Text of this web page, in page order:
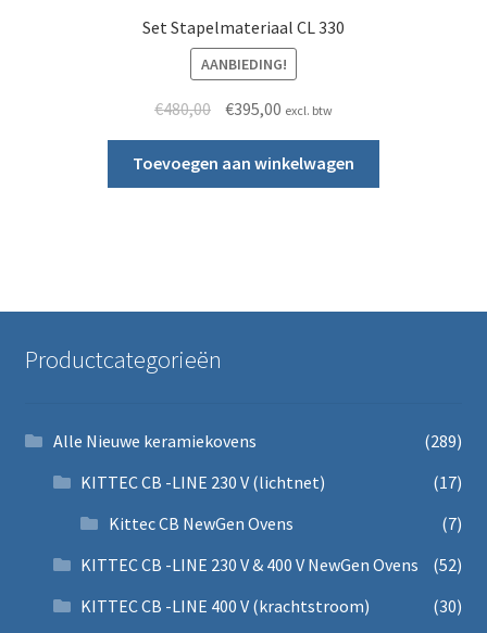
Set Stapelmateriaal CL 330
AANBIEDING!
€480,00 Oorspronkelijke prijs was: €480,00.
€395,00Huidige prijs is: €395,00.
excl. btw
Toevoegen aan winkelwagen
Productcategorieën
Alle Nieuwe keramiekovens
(289)
KITTEC CB -LINE 230 V (lichtnet)
(17)
Kittec CB NewGen Ovens
(7)
KITTEC CB -LINE 230 V & 400 V NewGen Ovens
(52)
KITTEC CB -LINE 400 V (krachtstroom)
(30)